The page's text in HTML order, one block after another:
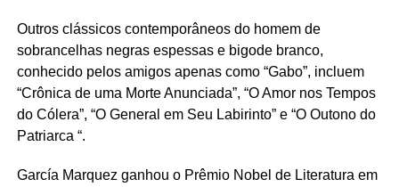
Outros clássicos contemporâneos do homem de
sobrancelhas negras espessas e bigode branco,
conhecido pelos amigos apenas como “Gabo”, incluem
“Crônica de uma Morte Anunciada”, “O Amor nos Tempos
do Cólera”, “O General em Seu Labirinto” e “O Outono do
Patriarca “.
García Marquez ganhou o Prêmio Nobel de Literatura em